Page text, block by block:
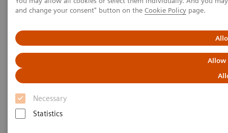
and change your consent" button on the Cookie Policy page.
Allow
Necessary
Statistics
Siemens Healthineers Türkiye
Tıbbi Görüntüleme
Stereotaktik Biyopsi
Net prosedürler ve kolay operasyon sayesinde hızlı
ve doğruluk oranı yüksek tetkikler yapmanın yollarını